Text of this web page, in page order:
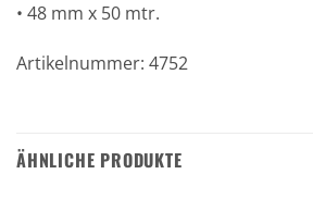
• 48 mm x 50 mtr.
Artikelnummer: 4752
ÄHNLICHE PRODUKTE